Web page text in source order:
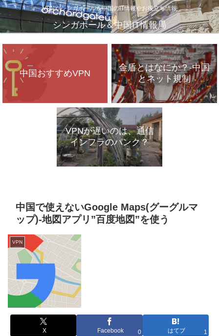
VPNやシンガポール＆中国のIT情報やお役立ち情報
シンガポール＆中国IT情報局
中国おすすめVPN
金盾とはなにか？-中国
とネット規制
VPNが遅いのは、通信
インフラのパンク？
中国で使えないGoogle Maps(グーグルマ
ップ)-地図アプリ”百度地図”を使う
VPN
X Facebook 0 はてブ 1